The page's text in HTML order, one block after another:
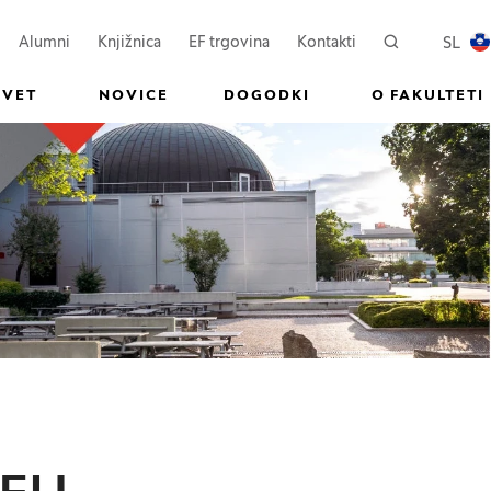
oknu)
se v novem oknu)
Alumni Knjižnica EF trgovina(Odpre se v novem oknu)
Kontakti Iskanje SL
NOVICE DOGODKI O FAKULTETI